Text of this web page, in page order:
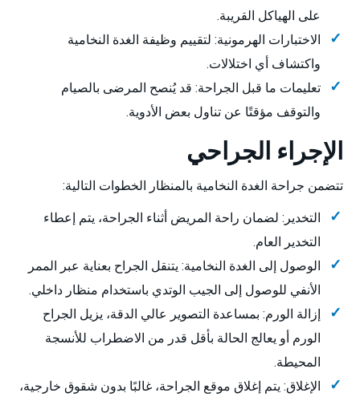
على الهياكل القريبة.
الاختبارات الهرمونية: لتقييم وظيفة الغدة النخامية
واكتشاف أي اختلالات.
تعليمات ما قبل الجراحة: قد يُنصح المرضى بالصيام
والتوقف مؤقتًا عن تناول بعض الأدوية.
الإجراء الجراحي
تتضمن جراحة الغدة النخامية بالمنظار الخطوات التالية:
التخدير: لضمان راحة المريض أثناء الجراحة، يتم إعطاء
التخدير العام.
الوصول إلى الغدة النخامية: يتنقل الجراح بعناية عبر الممر
الأنفي للوصول إلى الجيب الوتدي باستخدام منظار داخلي.
إزالة الورم: بمساعدة التصوير عالي الدقة، يزيل الجراح
الورم أو يعالج الحالة بأقل قدر من الاضطراب للأنسجة
المحيطة.
الإغلاق: يتم إغلاق موقع الجراحة، غالبًا بدون شقوق خارجية،